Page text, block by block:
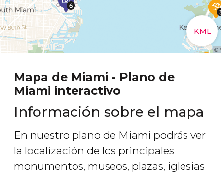
Mapa de Miami - Plano de
Miami interactivo
Información sobre el mapa
En nuestro plano de Miami podrás ver
la localización de los principales
monumentos, museos, plazas, iglesias